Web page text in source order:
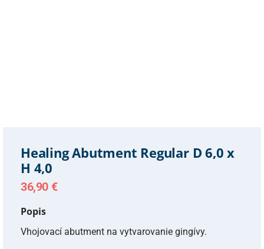
Healing Abutment Regular D 6,0 x
H 4,0
36,90 €
Popis
Vhojovací abutment na vytvarovanie gingívy.